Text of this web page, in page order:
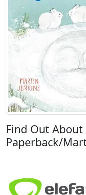
Find Out
Paperback/